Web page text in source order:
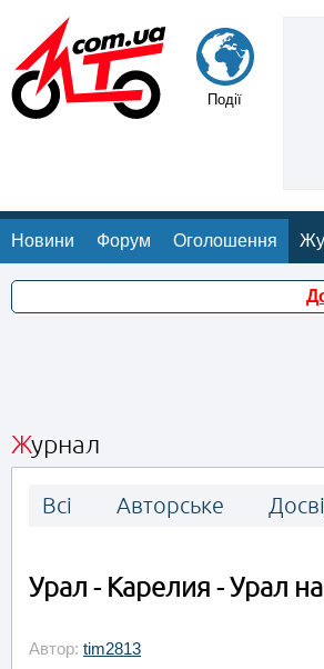
Події
Новини Форум Оголошення
Журнал
Всі Авторське
Урал - Карелия - Урал
Автор: tim2813